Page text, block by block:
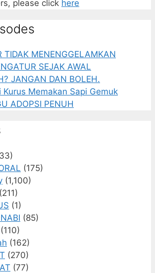
please click here
TIDAK MENENGGELAMKAN
SEJAK AWAL
JANGAN DAN BOLEH.
Kurus Memakan Sapi Gemuk
ADOPSI PENUH
(175)
(1,100)
(211)
(1)
(85)
(110)
(162)
(270)
(77)